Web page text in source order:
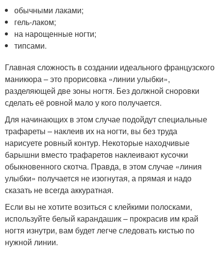
обычными лаками;
гель-лаком;
на нарощенные ногти;
типсами.
Главная сложность в создании идеального французского
маникюра – это прорисовка «линии улыбки»,
разделяющей две зоны ногтя. Без должной сноровки
сделать её ровной мало у кого получается.
Для начинающих в этом случае подойдут специальные
трафареты – наклеив их на ногти, вы без труда
нарисуете ровный контур. Некоторые находчивые
барышни вместо трафаретов наклеивают кусочки
обыкновенного скотча. Правда, в этом случае «линия
улыбки» получается не изогнутая, а прямая и надо
сказать не всегда аккуратная.
Если вы не хотите возиться с клейкими полосками,
используйте белый карандашик – прокрасив им край
ногтя изнутри, вам будет легче следовать кистью по
нужной линии.